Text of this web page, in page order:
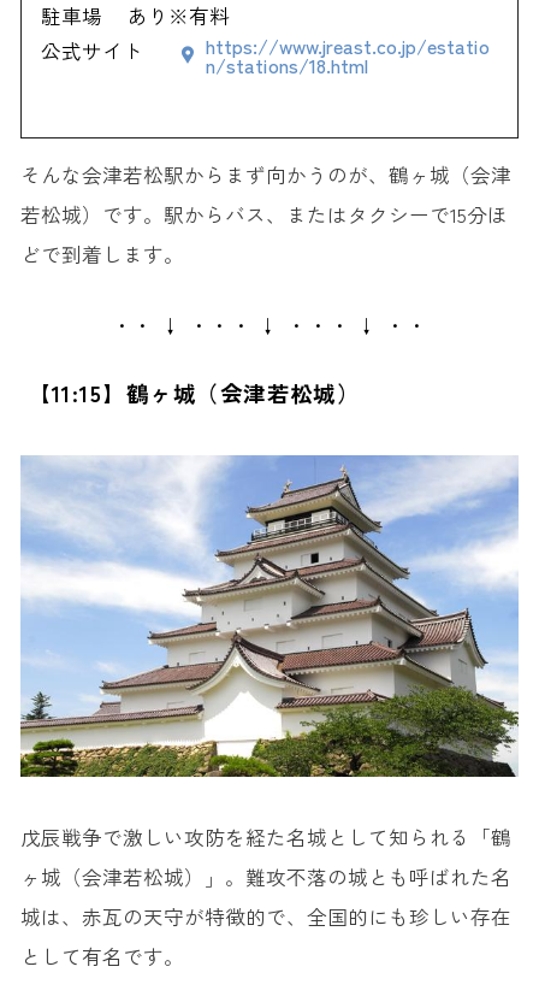
駐車場
あり※有料
公式サイト
https://www.jreast.co.jp/estatio
n/stations/18.html
そんな会津若松駅からまず向かうのが、鶴ヶ城（会津
若松城）です。駅からバス、またはタクシーで15分ほ
どで到着します。
・・ ↓ ・・・ ↓ ・・・ ↓ ・・
【11:15】鶴ヶ城（会津若松城）
戊辰戦争で激しい攻防を経た名城として知られる「鶴
ヶ城（会津若松城）」。難攻不落の城とも呼ばれた名
城は、赤瓦の天守が特徴的で、全国的にも珍しい存在
として有名です。